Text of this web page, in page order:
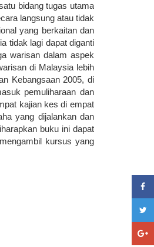
bidang tugas utama
langsung atau tidak
yang berkaitan dan
tidak lagi dapat diganti
warisan dalam aspek
di Malaysia lebih
Kebangsaan 2005, di
pemuliharaan dan
kajian kes di empat
yang dijalankan dan
buku ini dapat
kursus yang